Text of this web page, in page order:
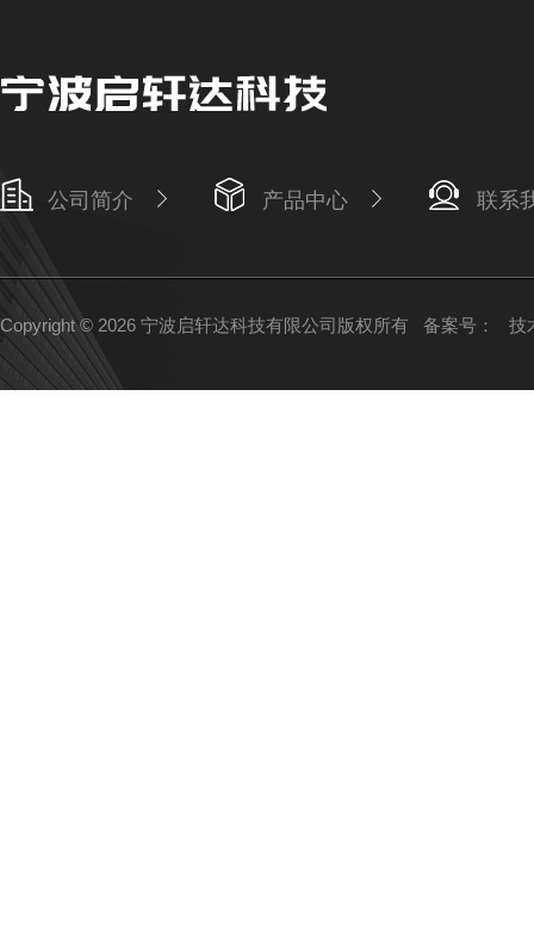
公司简介 产品中心 联系
Copyright © 2026 宁波启轩达科技有限公司版权所有 备案号： 技